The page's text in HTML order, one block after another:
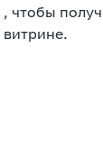
, чтобы
витрине.